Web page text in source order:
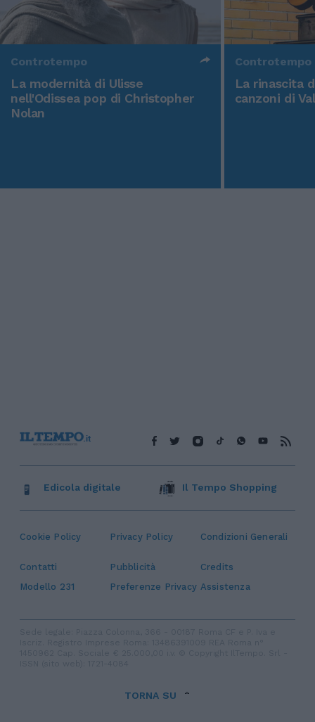
Controtempo
La modernità di Ulisse
nell'Odissea pop di Christopher
Nolan
Controtempo
La rinascita
canzoni di
Cookie Policy Privacy Policy Condizioni Generali
Contatti Pubblicità
Credits
Modello 231
Preferenze Privacy Assistenza
Edicola digitale Il Tempo Shopping
TORNA SU